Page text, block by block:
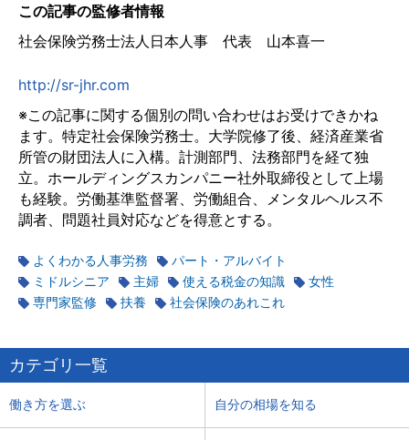
この記事の監修者情報
社会保険労務士法人日本人事 代表 山本喜一
http://sr-jhr.com
※この記事に関する個別の問い合わせはお受けできかね
ます。特定社会保険労務士。大学院修了後、経済産業省
所管の財団法人に入構。計測部門、法務部門を経て独
立。ホールディングスカンパニー社外取締役として上場
も経験。労働基準監督署、労働組合、メンタルヘルス不
調者、問題社員対応などを得意とする。
よくわかる人事労務
パート・アルバイト
ミドルシニア
主婦 使える税金の知識
女性
専門家監修
扶養 社会保険のあれこれ
カテゴリ一覧
働き方を選ぶ 自分の相場を知る